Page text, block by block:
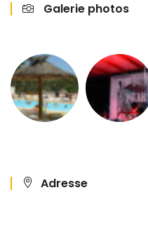
Galerie photos
Adresse